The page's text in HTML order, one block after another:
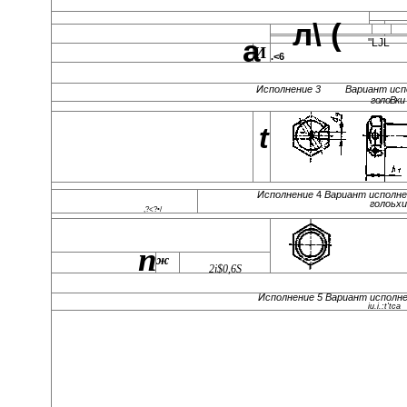
л\ ( "LJL
аИ .<6
Исполнение 3 Вариант
голоВки
t
,?<?•/
Исполнение4Вариант
голоьхи
пж
2i$0,6S
Исполнение 5 Вариант
iu.i.:t'tca